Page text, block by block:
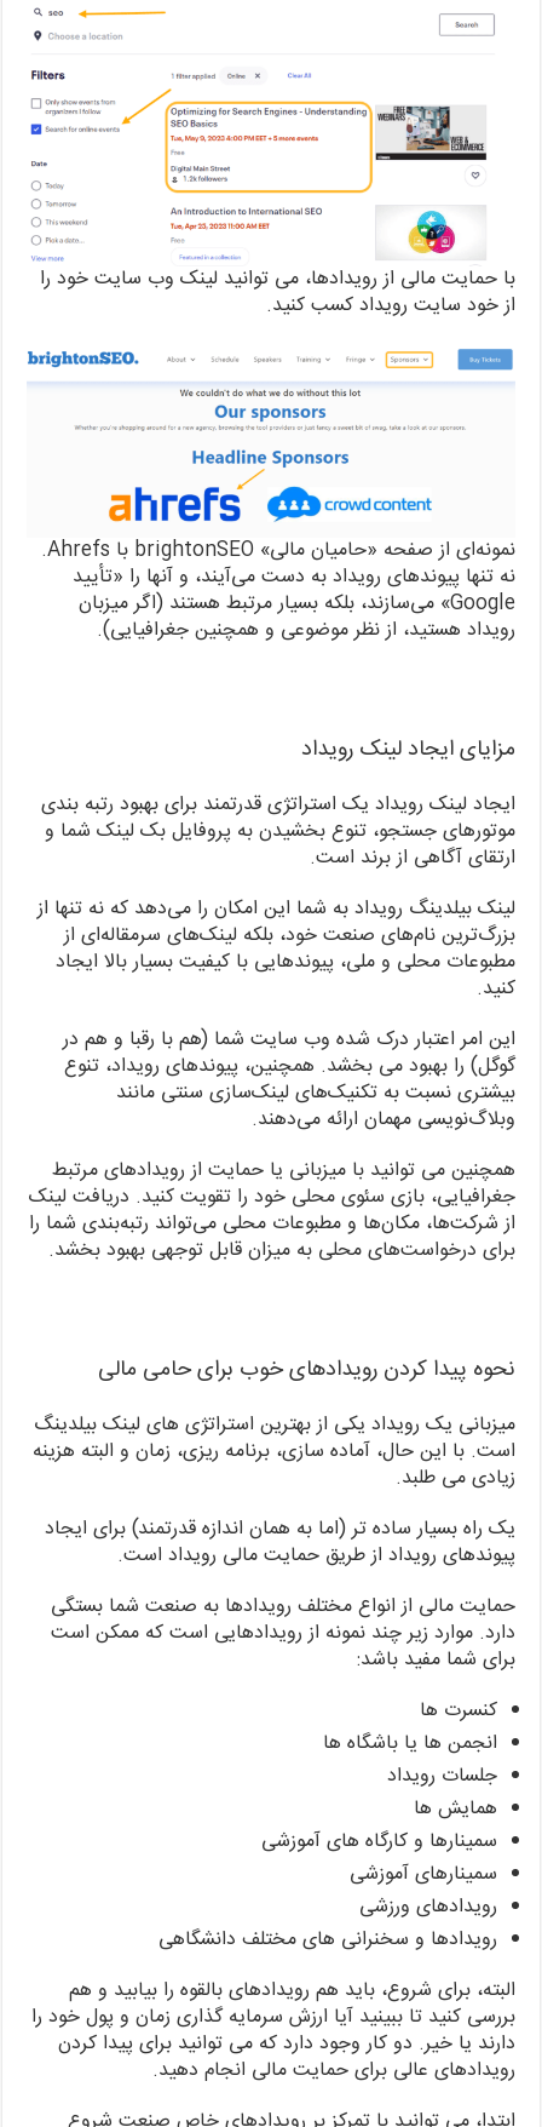
با حمایت مالی از رویدادها، می توانید لینک وب سایت خود را
از خود سایت رویداد کسب کنید.
نمونه‌ای از صفحه «حامیان مالی» brightonSEO با Ahrefs.
نه تنها پیوندهای رویداد به دست می‌آیند، و آنها را «تأیید
Google» می‌سازند، بلکه بسیار مرتبط هستند (اگر میزبان
رویداد هستید، از نظر موضوعی و همچنین جغرافیایی).
مزایای ایجاد لینک رویداد
ایجاد لینک رویداد یک استراتژی قدرتمند برای بهبود رتبه بندی
موتورهای جستجو، تنوع بخشیدن به پروفایل بک لینک شما و
ارتقای آگاهی از برند است.
لینک بیلدینگ رویداد به شما این امکان را می‌دهد که نه تنها از
بزرگ‌ترین نام‌های صنعت خود، بلکه لینک‌های سرمقاله‌ای از
مطبوعات محلی و ملی، پیوندهایی با کیفیت بسیار بالا ایجاد
کنید.
این امر اعتبار درک شده وب سایت شما (هم با رقبا و هم در
گوگل) را بهبود می بخشد. همچنین، پیوندهای رویداد، تنوع
بیشتری نسبت به تکنیک‌های لینک‌سازی سنتی مانند
وبلاگ‌نویسی مهمان ارائه می‌دهند.
همچنین می توانید با میزبانی یا حمایت از رویدادهای مرتبط
جغرافیایی، بازی سئوی محلی خود را تقویت کنید. دریافت لینک
از شرکت‌ها، مکان‌ها و مطبوعات محلی می‌تواند رتبه‌بندی شما را
برای درخواست‌های محلی به میزان قابل توجهی بهبود بخشد.
نحوه پیدا کردن رویدادهای خوب برای حامی مالی
میزبانی یک رویداد یکی از بهترین استراتژی های لینک بیلدینگ
است. با این حال، آماده سازی، برنامه ریزی، زمان و البته هزینه
زیادی می طلبد.
یک راه بسیار ساده تر (اما به همان اندازه قدرتمند) برای ایجاد
پیوندهای رویداد از طریق حمایت مالی رویداد است.
حمایت مالی از انواع مختلف رویدادها به صنعت شما بستگی
دارد. موارد زیر چند نمونه از رویدادهایی است که ممکن است
برای شما مفید باشد:
کنسرت ها
انجمن ها یا باشگاه ها
جلسات رویداد
همایش ها
سمینارها و کارگاه های آموزشی
سمینارهای آموزشی
رویدادهای ورزشی
رویدادها و سخنرانی های مختلف دانشگاهی
البته، برای شروع، باید هم رویدادهای بالقوه را بیابید و هم
بررسی کنید تا ببینید آیا ارزش سرمایه گذاری زمان و پول خود را
دارند یا خیر. دو کار وجود دارد که می توانید برای پیدا کردن
رویدادهای عالی برای حمایت مالی انجام دهید.